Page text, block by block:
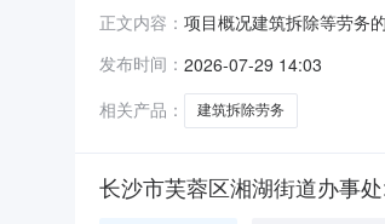
正文内容： 项目概况建筑拆除等劳务
资额：采购需求：详见采
发布时间： 2026-07-29 14:03
相关产品：
建筑拆除劳务
长沙市芙蓉区湘湖街道办事